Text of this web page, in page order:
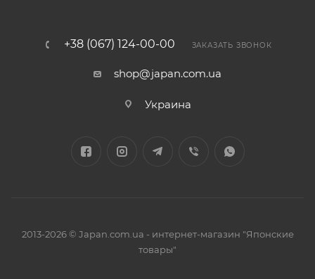
+38 (067) 124-00-00 ЗАКАЗАТЬ ЗВОНОК
shop@japan.com.ua
Украина
2013-2026 © Japan.com.ua - интернет-магазин "Японские
товары"